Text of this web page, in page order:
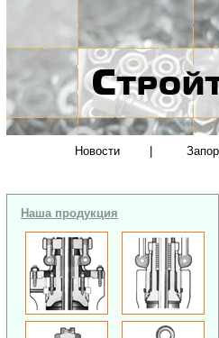
Новости
Наша продукция